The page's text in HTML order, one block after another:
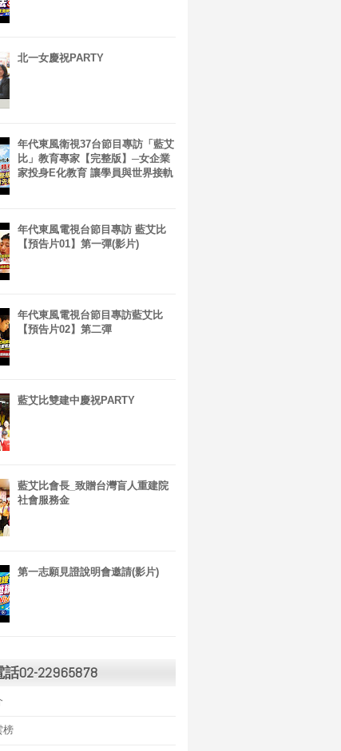
北一女慶祝PARTY
年代東風衛視37台節目專訪「藍艾
比」教育專家【完整版】─女企業
家投身E化教育 讓學員與世界接軌
年代東風電視台節目專訪 藍艾比
【預告片01】第一彈(影片)
年代東風電視台節目專訪藍艾比
【預告片02】第二彈
藍艾比雙建中慶祝PARTY
藍艾比會長_致贈台灣盲人重建院
社會服務金
第一志願見證說明會邀請(影片)
02-22965878
榜